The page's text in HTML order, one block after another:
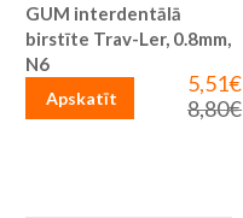
GUM interdentālā
birstīte Trav-Ler, 0.8mm,
N6
Īpaša
cena
5,51€
Parastā
cena
8,80€
Apskatīt